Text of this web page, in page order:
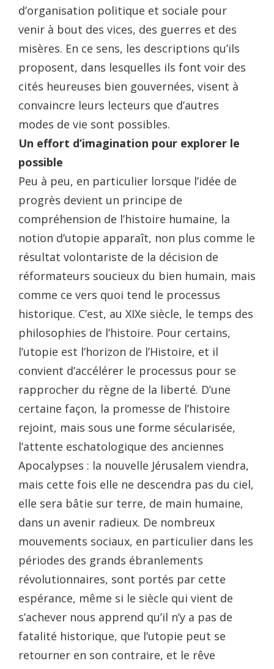
d’organisation politique et sociale pour
venir à bout des vices, des guerres et des
misères. En ce sens, les descriptions qu’ils
proposent, dans lesquelles ils font voir des
cités heureuses bien gouvernées, visent à
convaincre leurs lecteurs que d’autres
modes de vie sont possibles.
Un effort d’imagination pour explorer le
possible
Peu à peu, en particulier lorsque l’idée de
progrès devient un principe de
compréhension de l’histoire humaine, la
notion d’utopie apparaît, non plus comme le
résultat volontariste de la décision de
réformateurs soucieux du bien humain, mais
comme ce vers quoi tend le processus
historique. C’est, au XIXe siècle, le temps des
philosophies de l’histoire. Pour certains,
l’utopie est l’horizon de l’Histoire, et il
convient d’accélérer le processus pour se
rapprocher du règne de la liberté. D’une
certaine façon, la promesse de l’histoire
rejoint, mais sous une forme sécularisée,
l’attente eschatologique des anciennes
Apocalypses : la nouvelle Jérusalem viendra,
mais cette fois elle ne descendra pas du ciel,
elle sera bâtie sur terre, de main humaine,
dans un avenir radieux. De nombreux
mouvements sociaux, en particulier dans les
périodes des grands ébranlements
révolutionnaires, sont portés par cette
espérance, même si le siècle qui vient de
s’achever nous apprend qu’il n’y a pas de
fatalité historique, que l’utopie peut se
retourner en son contraire, et le rêve